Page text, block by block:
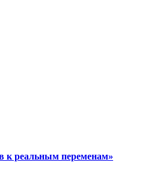
к реальным переменам»